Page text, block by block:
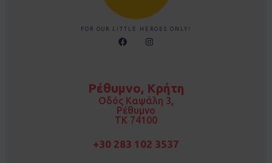
FOR OUR LITTLE HEROES ONLY!
F
a
o
I
n
r
a
m
Ρέθυμνο, Κρήτη
Οδός Καψάλη 3,
Ρέθυμνο
TK 74100
+30 283 102 3537